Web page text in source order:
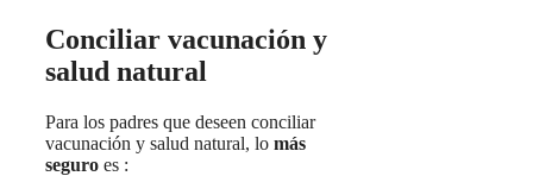
Conciliar vacunación y
salud natural
Para los padres que deseen conciliar
vacunación y salud natural, lo más
seguro es :